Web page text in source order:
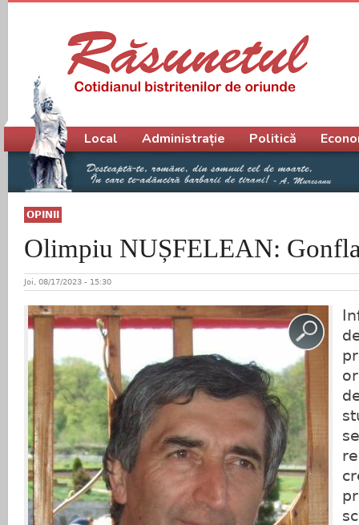
OPINII
Olimpiu NUȘFELEAN:
Joi, 08/17/2023 - 15:30
Meniu principal
Local Administrație Politică